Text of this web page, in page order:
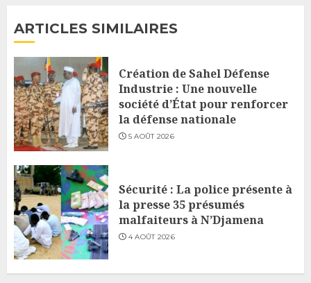
ARTICLES SIMILAIRES
Création de Sahel Défense
Industrie : Une nouvelle
société d’État pour renforcer
la défense nationale
5 AOÛT 2026
Sécurité : La police présente à
la presse 35 présumés
malfaiteurs à N’Djamena
4 AOÛT 2026